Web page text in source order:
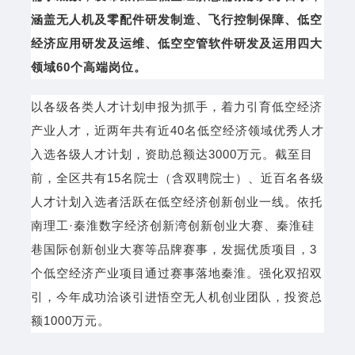
涵盖无人机及零配件研发制造、飞行控制保障、低空
经济应用研发及运维、低空空管软件研发及运用四大
领域60个高端岗位。
以各级各类人才计划申报为抓手，着力引育低空经济
产业人才，近两年共有近40名低空经济领域优秀人才
入选各级人才计划，资助总额达3000万元。截至目
前，全区共有15名院士（含双聘院士）、近百名各级
人才计划入选者活跃在低空经济创新创业一线。依托
南理工·秦淮数字经济创新湾创新创业大赛、秦淮硅
巷国际创新创业大赛等品牌赛事，发掘优质项目，3
个低空经济产业项目通过赛事落地秦淮。强化双招双
引，今年成功洽谈引进悟空无人机创业团队，投资总
额1000万元。